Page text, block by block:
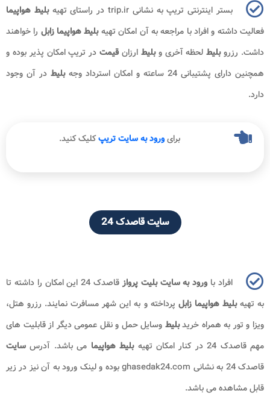
بستر اینترنتی تریپ به نشانی trip.ir در راستای تهیه
بلیط هواپیما
فعالیت داشته و افراد با مراجعه به آن امکان تهیهبلیط هواپیما زابل را خواهند
داشت. رزروبلیط لحظه آخری وبلیط ارزانقیمت در تریپ امکان پذیر بوده و
همچنین دارای پشتیبانی 24 ساعته و امکان استرداد وجه
بلیط در آن وجود
دارد.
برایورود به سایت تریپکلیک کنید.
سایت قاصدک 24
افراد با ورود به سایت بلیت پرواز
قاصدک 24 این امکان را داشته تا
به تهیهبلیط هواپیما زابل پرداخته و به این شهر مسافرت نمایند. رزرو هتل،
ویزا و تور به همراه خریدبلیط وسایل حمل و نقل عمومی دیگر از قابلیت های
مهم قاصدک 24 در کنار امکان تهیه
بلیط هواپیما می باشد. آدرس سایت
قاصدک 24 به نشانی ghasedak24.com بوده و لینک ورود به آن نیز در زیر
قابل مشاهده می باشد.